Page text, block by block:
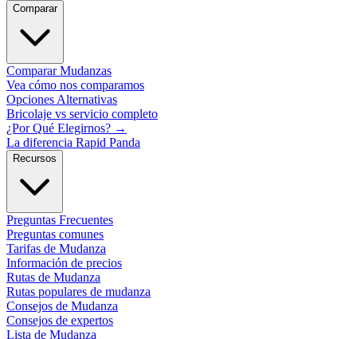
Comparar
Comparar Mudanzas
Vea cómo nos comparamos
Opciones Alternativas
Bricolaje vs servicio completo
¿Por Qué Elegirnos? →
La diferencia Rapid Panda
Recursos
Preguntas Frecuentes
Preguntas comunes
Tarifas de Mudanza
Información de precios
Rutas de Mudanza
Rutas populares de mudanza
Consejos de Mudanza
Consejos de expertos
Lista de Mudanza